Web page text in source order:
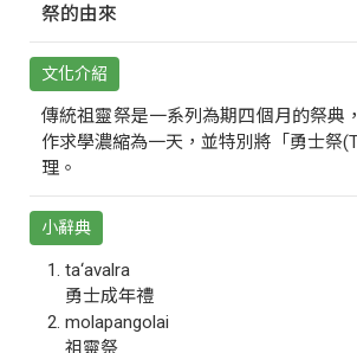
祭的由來
文化介紹
傳統祖靈祭是一系列為期四個月的祭典
作求學濃縮為一天，並特別將「勇士祭
理。
小辭典
ta‘avalra
勇士成年禮
molapangolai
祖靈祭